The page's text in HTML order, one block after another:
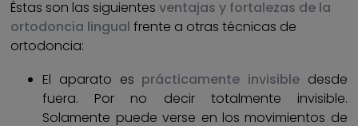
Éstas son las siguientesventajas y fortalezas de la
ortodoncia lingual frente a otras técnicas de
ortodoncia:
El aparato es prácticamente invisible desde
fuera. Por no decir totalmente invisible.
Solamente puede verse en los movimientos de